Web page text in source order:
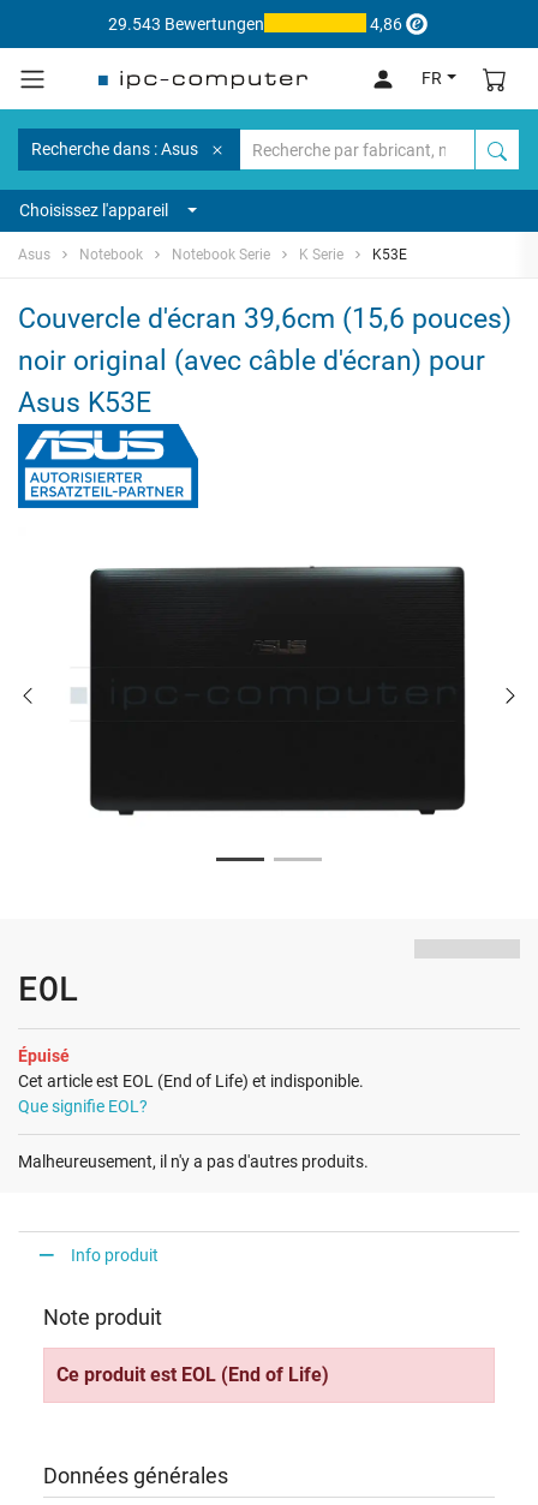
29.543 Bewertungen 4,86
FR
Recherche dans : Asus
Choisissez l'appareil
Asus Notebook Notebook Serie K Serie K53E
Couvercle d'écran 39,6cm (15,6 pouces)
noir original (avec câble d'écran) pour
Asus K53E
EOL
Épuisé
Cet article est EOL (End of Life) et indisponible.
Que signifie EOL?
Malheureusement, il n'y a pas d'autres produits.
Info produit
Note produit
Ce produit est EOL (End of Life)
Données générales